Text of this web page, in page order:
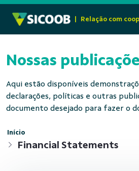
Relação com
Nossas
Aqui estão disponíveis
declarações, políticas e outras
documento desejado para fazer o
Início
Financial Statements